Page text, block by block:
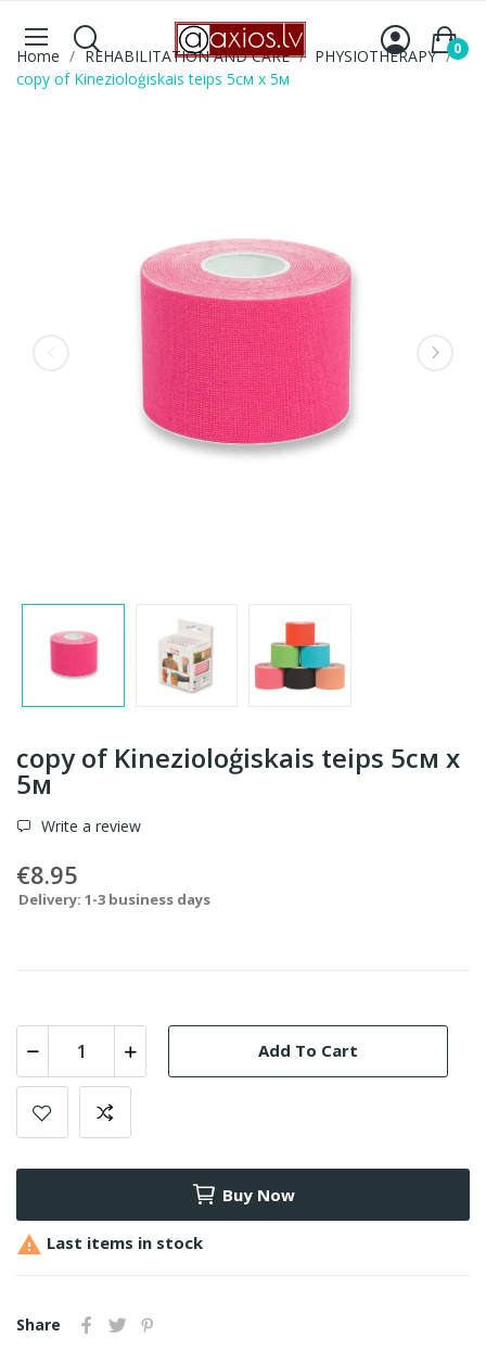
0
Home REHABILITATION AND CARE
PHYSIOTHERAPY
copy of Kinezioloģiskais teips 5см x 5м
copy of Kinezioloģiskais teips 5см x
5м
Write a review
€8.95
Delivery: 1-3 business days
Add To Cart
Buy Now
 Last items in stock
Share